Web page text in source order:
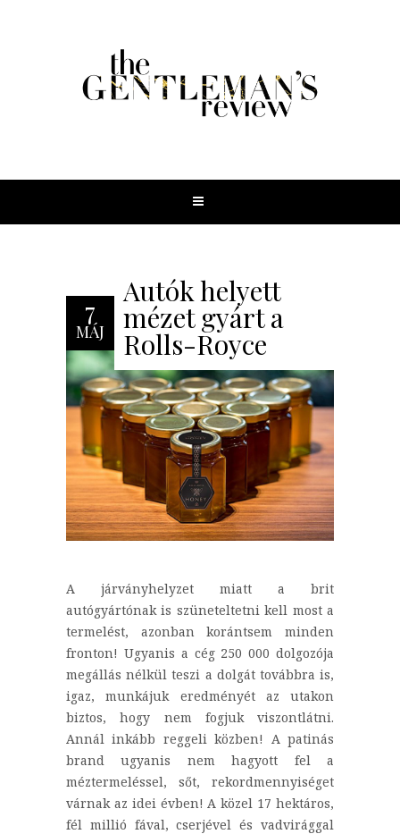
7
MÁJ
Autók helyett
mézet gyárt a
Rolls-Royce
A járványhelyzet miatt a brit
autógyártónak is szüneteltetni kell most a
termelést, azonban korántsem minden
fronton! Ugyanis a cég 250 000 dolgozója
megállás nélkül teszi a dolgát továbbra is,
igaz, munkájuk eredményét az utakon
biztos, hogy nem fogjuk viszontlátni.
Annál inkább reggeli közben! A patinás
brand ugyanis nem hagyott fel a
méztermeléssel, sőt, rekordmennyiséget
várnak az idei évben! A közel 17 hektáros,
fél millió fával, cserjével és vadvirággal